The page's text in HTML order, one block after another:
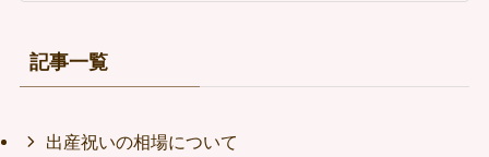
記事一覧
出産祝いの相場について